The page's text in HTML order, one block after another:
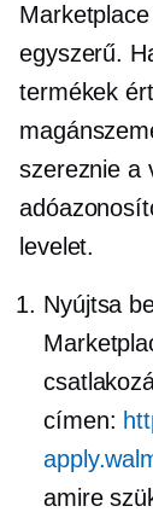
egyszerű.
termékek
szereznie a
levelet.
Nyújtsa
címen:
amire